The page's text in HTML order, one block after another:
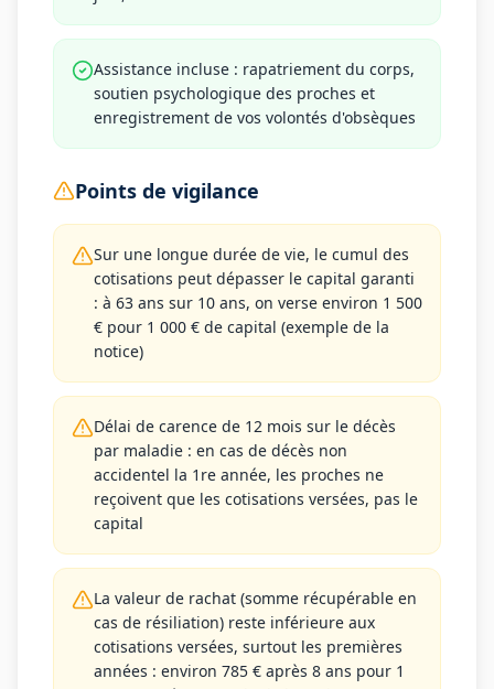
Assistance incluse : rapatriement du corps,
soutien psychologique des proches et
enregistrement de vos volontés d'obsèques
Points de vigilance
Sur une longue durée de vie, le cumul des
cotisations peut dépasser le capital garanti
: à 63 ans sur 10 ans, on verse environ 1 500
€ pour 1 000 € de capital (exemple de la
notice)
Délai de carence de 12 mois sur le décès
par maladie : en cas de décès non
accidentel la 1re année, les proches ne
reçoivent que les cotisations versées, pas le
capital
La valeur de rachat (somme récupérable en
cas de résiliation) reste inférieure aux
cotisations versées, surtout les premières
années : environ 785 € après 8 ans pour 1